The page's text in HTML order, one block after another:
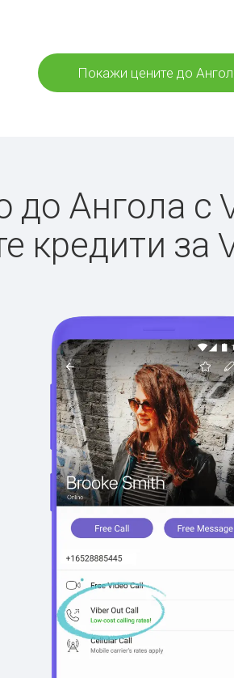
Покажи цените до
до Ангола с
кредити за